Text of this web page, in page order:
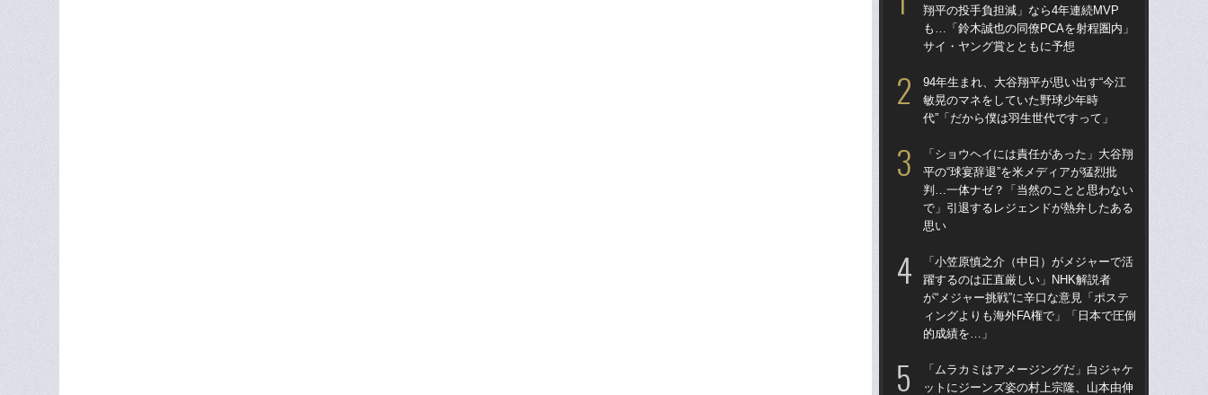
翔平の投手負担減」なら4年連続MVP
も…「鈴木誠也の同僚PCAを射程圏内」
サイ・ヤング賞とともに予想
94年生まれ、大谷翔平が思い出す“今江
敏晃のマネをしていた野球少年時
代”「だから僕は羽生世代ですって」
「ショウヘイには責任があった」大谷翔
平の“球宴辞退”を米メディアが猛烈批
判…一体ナゼ？「当然のことと思わない
で」引退するレジェンドが熱弁したある
思い
「小笠原慎之介（中日）がメジャーで活
躍するのは正直厳しい」NHK解説者
が“メジャー挑戦”に辛口な意見「ポステ
ィングよりも海外FA権で」「日本で圧倒
的成績を…」
「ムラカミはアメージングだ」白ジャケ
ットにジーンズ姿の村上宗隆、山本由伸